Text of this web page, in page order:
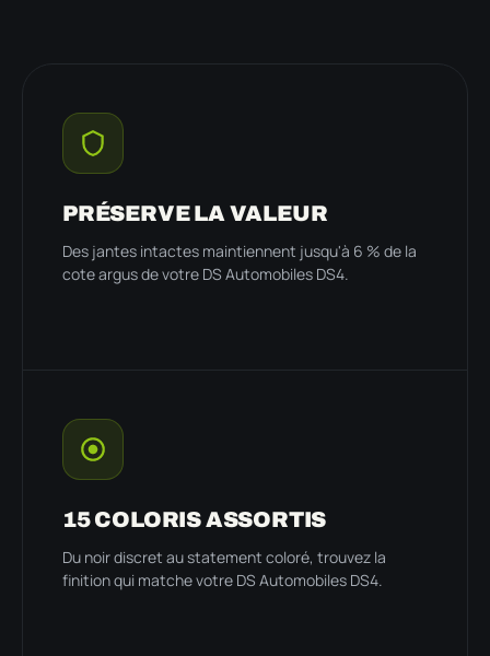
PRÉSERVE LA VALEUR
Des jantes intactes maintiennent jusqu'à 6 % de la
cote argus de votre DS Automobiles DS4.
15 COLORIS ASSORTIS
Du noir discret au statement coloré, trouvez la
finition qui matche votre DS Automobiles DS4.